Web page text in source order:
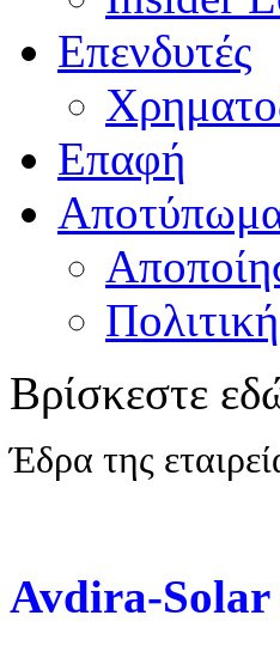
Επενδυτές
Eπαφή
Βρίσκεστε
Έδρα της
Avdira-Solar